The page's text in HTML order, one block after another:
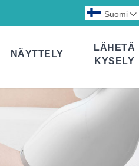
Suomi 
NÄYTTELY
LÄHETÄ
KYSELY